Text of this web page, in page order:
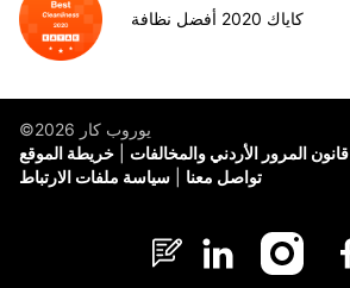
كاياك 2020 أفضل نظافة
©يوروب كار 2026
خريطة الموقع
قانون المرور الأردني والمخالفات
سياسة ملفات الارتباط
تواصل معنا